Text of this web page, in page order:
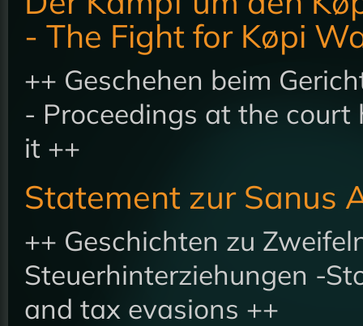
- The Fight for Køpi
++ Geschehen beim
- Proceedings at the
it ++
Statement zur Sanus
++ Geschichten zu
Steuerhinterziehungen -
and tax evasions ++